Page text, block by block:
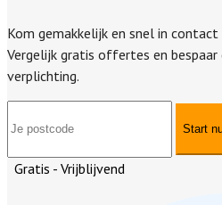
Kom gemakkelijk en snel in
Vergelijk gratis offertes en bespaar
verplichting.
Start
Gratis - Vrijblijvend